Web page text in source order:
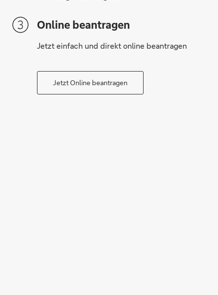
Online beantragen
Jetzt einfach und direkt online beantragen
Jetzt Online beantragen